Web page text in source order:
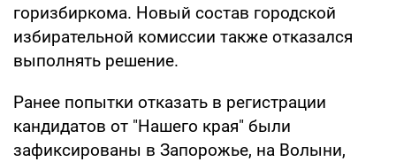
горизбиркома. Новый состав городской
избирательной комиссии также отказался
выполнять решение.
Ранее попытки отказать в регистрации
кандидатов от "Нашего края" были
зафиксированы в Запорожье, на Волыни,